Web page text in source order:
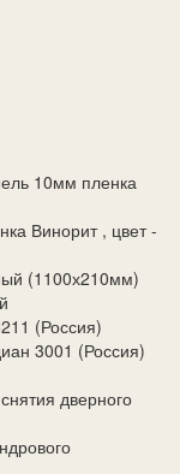
10мм пленка
Винорит , цвет -
(1100х210мм)
(Россия)
3001 (Россия)
дверного